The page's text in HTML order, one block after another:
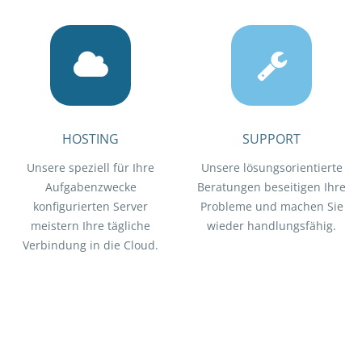
HOSTING
Unsere speziell für Ihre
Aufgabenzwecke
konfigurierten Server
meistern Ihre tägliche
Verbindung in die Cloud.
SUPPORT
Unsere lösungsorientierte
Beratungen beseitigen Ihre
Probleme und machen Sie
wieder handlungsfähig.